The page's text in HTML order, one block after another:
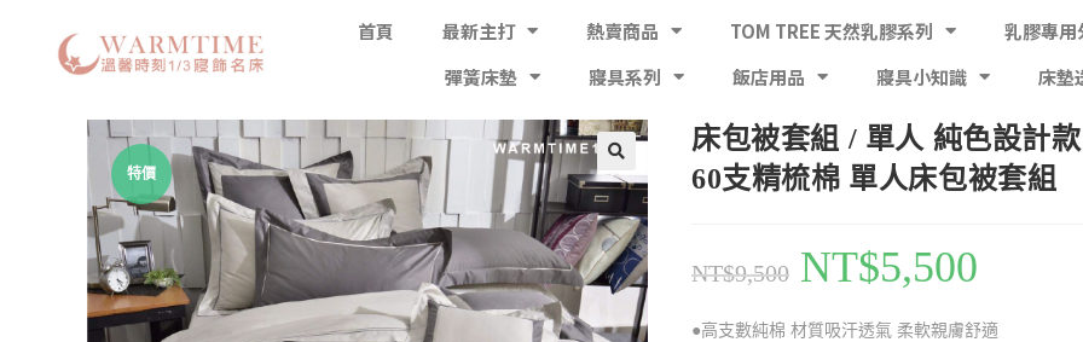
首頁 最新主打 熱賣商品 TOM TREE 天然乳膠系列
乳膠專用
彈簧床墊
寢具系列 飯店用品 寢具小知識 床墊
特價
床包被套組 / 單人 純色設計
60支精梳棉 單人床包被套組
NT$9,500 NT$5,500
●高支數純棉 材質吸汗透氣 柔軟親膚舒適